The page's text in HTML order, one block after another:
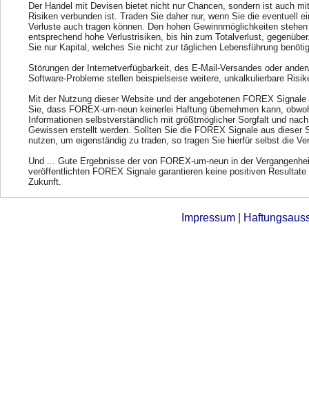
Der Handel mit Devisen bietet nicht nur Chancen, sondern ist auch
Risiken verbunden ist. Traden Sie daher nur, wenn Sie die eventuell
Verluste auch tragen können. Den hohen Gewinnmöglichkeiten stehen
entsprechend hohe Verlustrisiken, bis hin zum Totalverlust,
Sie nur Kapital, welches Sie nicht zur täglichen Lebensführung
Störungen der Internetverfügbarkeit, des E-Mail-Versandes oder
Software-Probleme stellen beispielseise weitere, unkalkulierbare
Mit der Nutzung dieser Website und der angebotenen FOREX
Sie, dass FOREX-um-neun keinerlei Haftung übernehmen kann,
Informationen selbstverständlich mit größtmöglicher Sorgfalt und
Gewissen erstellt werden. Sollten Sie die FOREX Signale aus dieser
nutzen, um eigenständig zu traden, so tragen Sie hierfür selbst die
Und ... Gute Ergebnisse der von FOREX-um-neun in der
veröffentlichten FOREX Signale garantieren keine positiven Resultate
Zukunft.
Impressum